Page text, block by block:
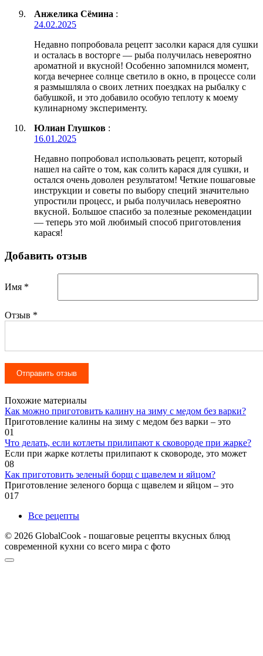
Анжелика Сёмина :
24.02.2025
Недавно попробовала рецепт засолки карася для сушки
и осталась в восторге — рыба получилась невероятно
ароматной и вкусной! Особенно запомнился момент,
когда вечернее солнце светило в окно, в процессе соли
я размышляла о своих летних поездках на рыбалку с
бабушкой, и это добавило особую теплоту к моему
кулинарному эксперименту.
Юлиан Глушков :
16.01.2025
Недавно попробовал использовать рецепт, который
нашел на сайте о том, как солить карася для сушки, и
остался очень доволен результатом! Четкие пошаговые
инструкции и советы по выбору специй значительно
упростили процесс, и рыба получилась невероятно
вкусной. Большое спасибо за полезные рекомендации
— теперь это мой любимый способ приготовления
карася!
Добавить отзыв
Имя *
Отзыв *
Похожие материалы
Как можно приготовить калину на зиму с медом без варки?
Приготовление калины на зиму с медом без варки – это
01
Что делать, если котлеты прилипают к сковороде при жарке?
Если при жарке котлеты прилипают к сковороде, это может
08
Как приготовить зеленый борщ с щавелем и яйцом?
Приготовление зеленого борща с щавелем и яйцом – это
017
Все рецепты
© 2026 GlobalCook - пошаговые рецепты вкусных блюд
современной кухни со всего мира с фото